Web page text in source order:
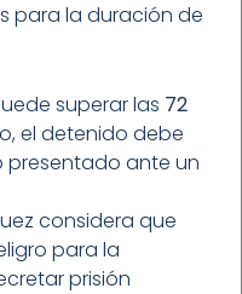
para la duración de
superar las 72
el detenido debe
presentado ante un
considera que
para la
prisión